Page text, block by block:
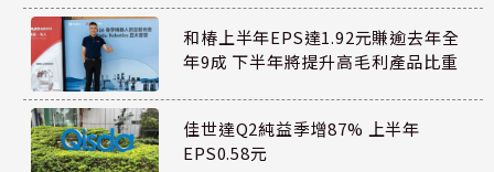
和椿上半年EPS達1.92元賺逾去年全
年9成 下半年將提升高毛利產品比重
佳世達Q2純益季增87% 上半年
EPS0.58元